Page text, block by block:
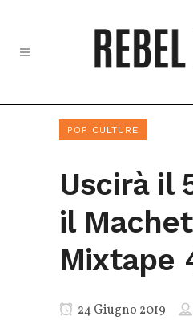
POP CULTURE
Uscirà il
il
Mixtape
24 Giugno 2019